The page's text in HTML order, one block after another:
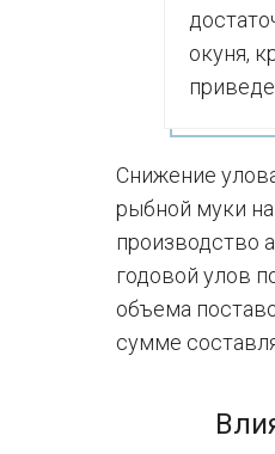
окуня,
Снижение
рыбной муки
производство
годовой улов
объема
сумме